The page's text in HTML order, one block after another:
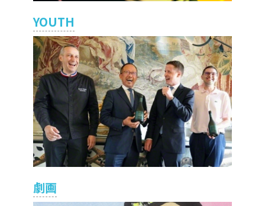
YOUTH
劇画